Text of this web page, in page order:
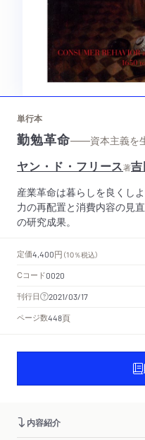
単行本
勤勉革命——資本主義を
ヤン・ド・フリース著
産業革命は暮らしを良くし
力の再配置と消費内容の見
の研究成果。
定価4,400円 （10％税込）
Cコード0020
刊行日
2021/03/17
ページ数448頁
内容紹介